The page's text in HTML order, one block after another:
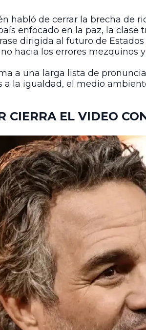
habló de cerrar la brecha de
enfocado en la paz, la clase
dirigida al futuro de
hacia los errores mezquinos
a una larga lista de
la igualdad, el medio
CIERRA EL VIDEO